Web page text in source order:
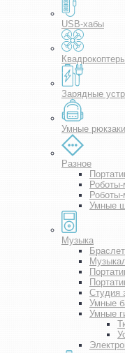
USB-хабы
Зарядные
Умные рюкзаки
Разное
Умные
Музыка
Студия
Умные
Умные